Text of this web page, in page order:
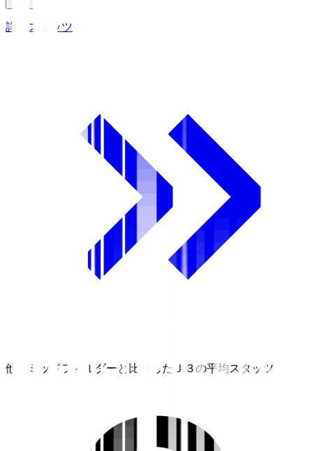
詳細スタッツ
他のミッドフィルダーと比較したＪ３の平均スタッツ